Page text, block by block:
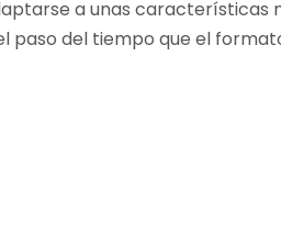
a unas
paso del tiempo que el